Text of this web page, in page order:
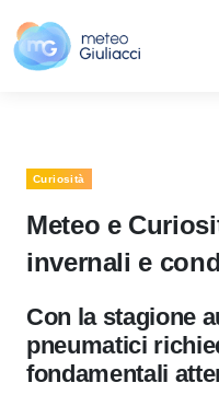
Curiosità
Meteo e
invernali e
Con la stagione
pneumatici
fondamentali